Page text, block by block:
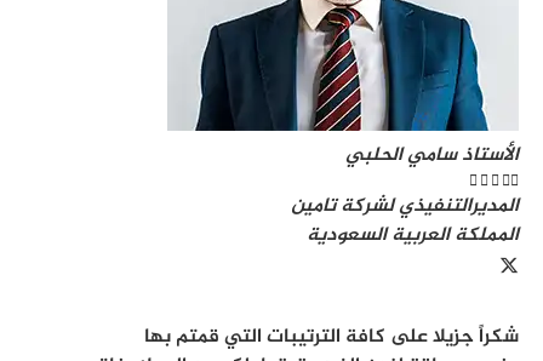
الأستاذ سامي الحلبي
   
المديرالتنفيذي لشركة تامين
المملكة العربية السعودية
شكراً جزيلا على كافة الترتيبات التي قمتم بها